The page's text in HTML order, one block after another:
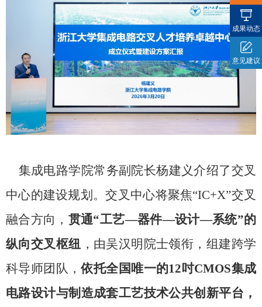
集成电路学院常务副院长杨建义介绍了交叉
中心的建设规划。交叉中心将聚焦“IC+X”交叉
融合方向， 贯通“工艺—器件—设计—系统”的
纵向交叉枢纽
，由吴汉明院士领衔，组建跨学
科导师团队，依托全国唯一的12 吋CMOS集成
电路设计与制造成套工艺技术公共创新平台，
成果动态
意见建议